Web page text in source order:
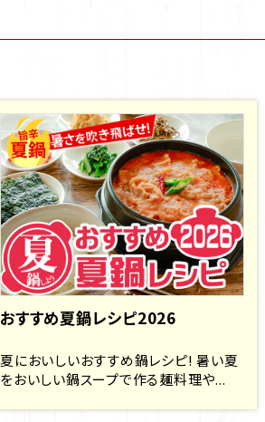
おすすめ夏鍋レシピ2026
夏においしいおすすめ鍋レシピ! 暑い夏
をおいしい鍋スープで作る麺料理や...